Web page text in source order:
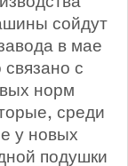
сойдут
в мае
с
норм
среди
у новых
подушки